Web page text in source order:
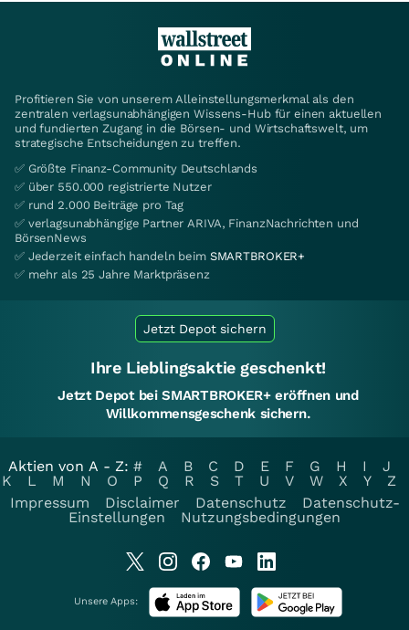
Profitieren Sie von unserem Alleinstellungsmerkmal als den
zentralen verlagsunabhängigen Wissens-Hub für einen aktuellen
und fundierten Zugang in die Börsen- und Wirtschaftswelt, um
strategische Entscheidungen zu treffen.
✅ Größte Finanz-Community Deutschlands
✅ über 550.000 registrierte Nutzer
✅ rund 2.000 Beiträge pro Tag
✅ verlagsunabhängige Partner ARIVA, FinanzNachrichten und
BörsenNews
✅ Jederzeit einfach handeln beim SMARTBROKER+
✅ mehr als 25 Jahre Marktpräsenz
Jetzt Depot sichern
Ihre Lieblingsaktie geschenkt!
Jetzt Depot bei SMARTBROKER+ eröffnen und
Willkommensgeschenk sichern.
Aktien von A - Z: # A B C D E F G H I
J
K
L M N O P Q R S T U V W X Y
Z
Impressum
Disclaimer Datenschutz
Datenschutz-
Einstellungen
Nutzungsbedingungen
Unsere Apps: